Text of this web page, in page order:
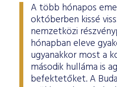
A több hónapos
októberben kissé
nemzetközi
hónapban eleve
ugyanakkor most a
második hulláma is
befektetőket. A